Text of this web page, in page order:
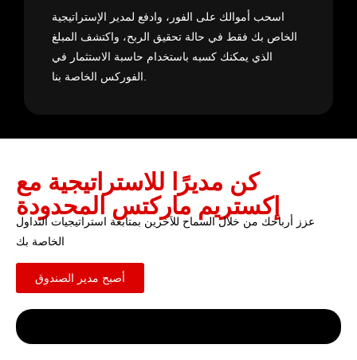
اسحب أموالك على الفور، وادفع لمدير الإستراتيجية
الخاص بك فقط في حالة تحقيق الربح، واكتشف المبلغ
الذي يمكنك كسبه باستخدام حاسبة الاستثمار في
الفوركس الخاصة بنا.
كن مديرًا للاستراتيجية مع
إكستريم ماركتس المحدودة
عزز أرباحك من خلال السماح للآخرين بمتابعة استراتيجيات التداول
الخاصة بك
أصبح مدير الصندوق